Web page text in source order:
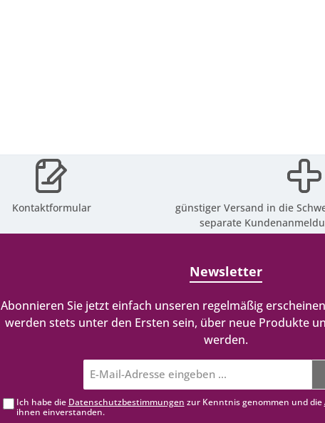
Kontaktformular günstiger Versand in die
separate
Newsletter
Abonnieren Sie jetzt einfach unseren regelmäßig
werden stets unter den Ersten sein, über neue Produkte
werden.
Mail-
Adresse*
Ich habe die Datenschutzbestimmungen zur Kenntnis genommen und die
ihnen einverstanden.